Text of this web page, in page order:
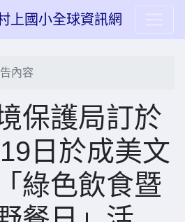
上國小全球資訊網
內容
保護局訂於
日於成美文
綠色飲食暨